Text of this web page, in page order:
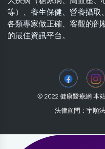
等）、養生保健、營養攝取
各類專家做正確、客觀的剖
的最佳資訊平台。
© 2022 健康醫療網 本
法律顧問：宇順